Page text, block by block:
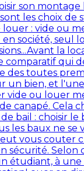
son montage
les choix de
louer : vide ou
société, seul
Avant la
comparatif qui
des toutes
un bien, et
vide ou louer
canapé. Cela
de bail : choisir
les baux ne se
vous couter
sécurité. Selon
étudiant, à une